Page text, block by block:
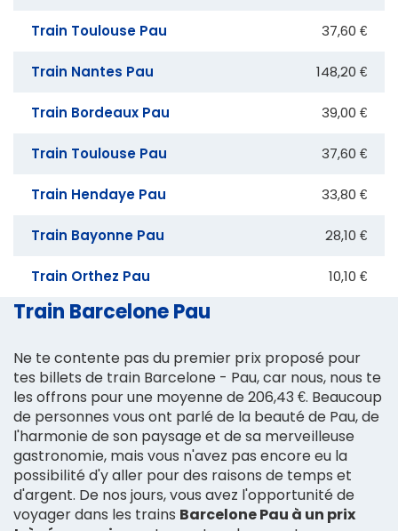
Train Toulouse Pau 37,60 €
Train Nantes Pau 148,20 €
Train Bordeaux Pau 39,00 €
Train Toulouse Pau 37,60 €
Train Hendaye Pau 33,80 €
Train Bayonne Pau 28,10 €
Train Orthez Pau 10,10 €
Train Barcelone Pau
Ne te contente pas du premier prix proposé pour
tes billets de train Barcelone - Pau, car nous, nous te
les offrons pour une moyenne de 206,43 €. Beaucoup
de personnes vous ont parlé de la beauté de Pau, de
l'harmonie de son paysage et de sa merveilleuse
gastronomie, mais vous n'avez pas encore eu la
possibilité d'y aller pour des raisons de temps et
d'argent. De nos jours, vous avez l'opportunité de
voyager dans les trains Barcelone Pau à un prix